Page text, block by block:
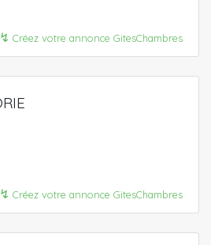
↯ Créez votre annonce GitesChambres
↯ Créez votre annonce GitesChambres